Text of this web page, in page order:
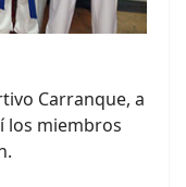
Carranque, a
los miembros